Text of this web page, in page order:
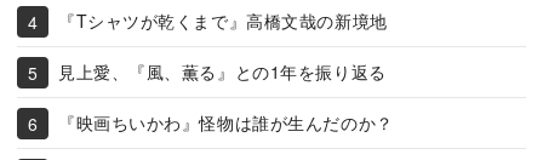
『Tシャツが乾くまで』高橋文哉の新境地
見上愛、『風、薫る』との1年を振り返る
『映画ちいかわ』怪物は誰が生んだのか？